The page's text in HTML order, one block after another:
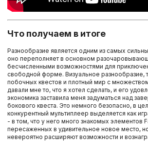
Что получаем в итоге
Разнообразие является одним из самых
оно переполняет в основном
бесчисленными возможностями для
свободной форме. Визуальное разнообразие,
побочных квестов и плотный мир с
давали мне то, что я хотел сделать, и его
экономика заставила меня задуматься над
бокового квеста. Это немного безопасно, в
конкурентный мультиплеер выделяется как
- в том, что у него много знакомых элементов
пересаженных в удивительное новое место,
невероятно расширяют возможности и